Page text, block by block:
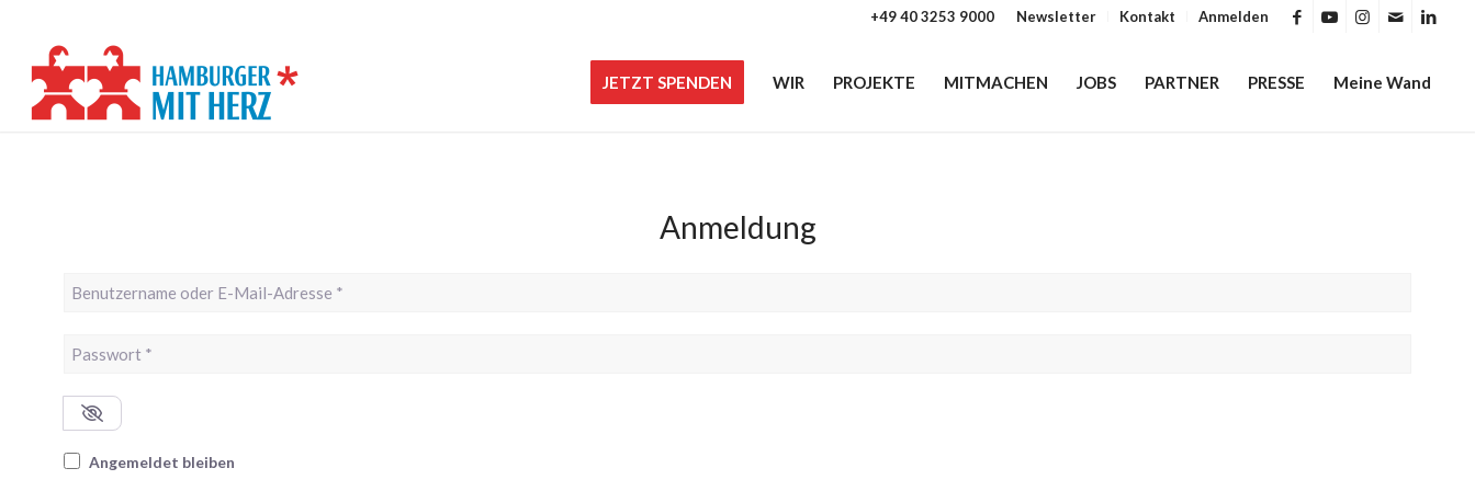
Newsletter Kontakt Anmelden
+49 40 3253 9000
JETZT SPENDEN WIR PROJEKTE MITMACHEN JOBS PARTNER PRESSE Meine Wand
Anmeldung
Benutzername oder E-Mail-Adresse
Passwort *
Angemeldet bleiben